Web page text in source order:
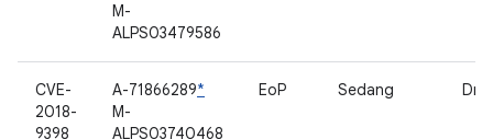
M-
ALPS03479586
CVE-
2018-
9398
A-71866289*
M-
ALPS03740468
EoP Sedang